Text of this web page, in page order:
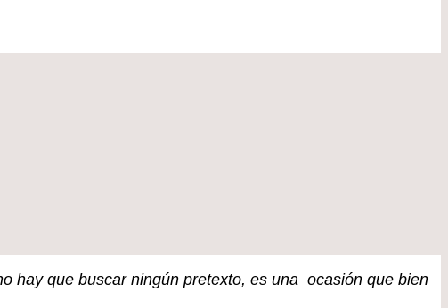
hay que buscar ningún pretexto, es una ocasión que bien